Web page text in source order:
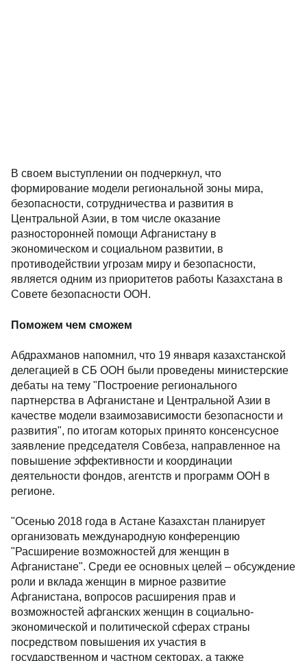
В своем выступлении он подчеркнул, что
формирование модели региональной зоны мира,
безопасности, сотрудничества и развития в
Центральной Азии, в том числе оказание
разносторонней помощи Афганистану в
экономическом и социальном развитии, в
противодействии угрозам миру и безопасности,
является одним из приоритетов работы Казахстана в
Совете безопасности ООН.
Поможем чем сможем
Абдрахманов напомнил, что 19 января казахстанской
делегацией в СБ ООН были проведены министерские
дебаты на тему "Построение регионального
партнерства в Афганистане и Центральной Азии в
качестве модели взаимозависимости безопасности и
развития", по итогам которых принято консенсусное
заявление председателя Совбеза, направленное на
повышение эффективности и координации
деятельности фондов, агентств и программ ООН в
регионе.
"Осенью 2018 года в Астане Казахстан планирует
организовать международную конференцию
"Расширение возможностей для женщин в
Афганистане". Среди ее основных целей – обсуждение
роли и вклада женщин в мирное развитие
Афганистана, вопросов расширения прав и
возможностей афганских женщин в социально-
экономической и политической сферах страны
посредством повышения их участия в
государственном и частном секторах, а также